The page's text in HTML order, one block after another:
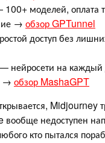
моделей, оплата
→ обзор GPTunnel
доступ без
нейросети на каждый
→ обзор MashaGPT
Midjourney
вообще недоступен
кто пытался